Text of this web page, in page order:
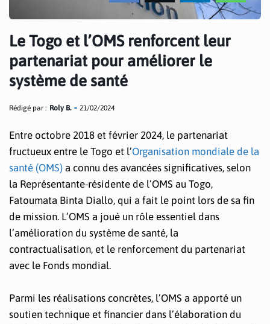
Le Togo et l’OMS renforcent leur
partenariat pour améliorer le
système de santé
Rédigé par : Roly B. 21/02/2024
Entre octobre 2018 et février 2024, le partenariat
fructueux entre le Togo et l’Organisation mondiale de la
santé (OMS) a connu des avancées significatives, selon
la Représentante-résidente de l’OMS au Togo,
Fatoumata Binta Diallo, qui a fait le point lors de sa fin
de mission. L’OMS a joué un rôle essentiel dans
l’amélioration du système de santé, la
contractualisation, et le renforcement du partenariat
avec le Fonds mondial.
Parmi les réalisations concrètes, l’OMS a apporté un
soutien technique et financier dans l’élaboration du